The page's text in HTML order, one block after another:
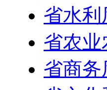
省水利
省农业
省商务